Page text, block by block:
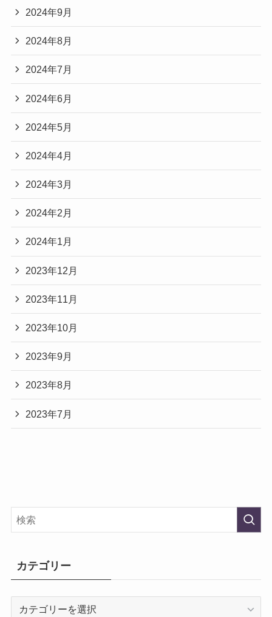
2024年9月
2024年8月
2024年7月
2024年6月
2024年5月
2024年4月
2024年3月
2024年2月
2024年1月
2023年12月
2023年11月
2023年10月
2023年9月
2023年8月
2023年7月
カテゴリー